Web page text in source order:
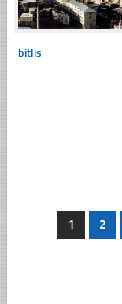
bitlis
1 2